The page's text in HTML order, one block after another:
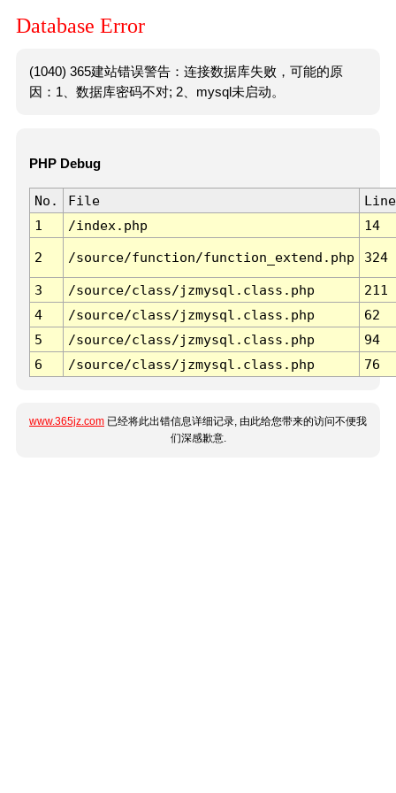
Database Error
(1040) 365建站错误警告：连接数据库失败，可能的原
因：1、数据库密码不对; 2、mysql未启动。
PHP Debug
No. File
Line
1
/index.php 14
2 /source/function/function_extend.php 324
3 /source/class/jzmysql.class.php
211
4
/source/class/jzmysql.class.php
62
5
/source/class/jzmysql.class.php
94
6
/source/class/jzmysql.class.php 76
www.365jz.com 已经将此出错信息详细记录, 由此给您带来的访问不便我
们深感歉意.